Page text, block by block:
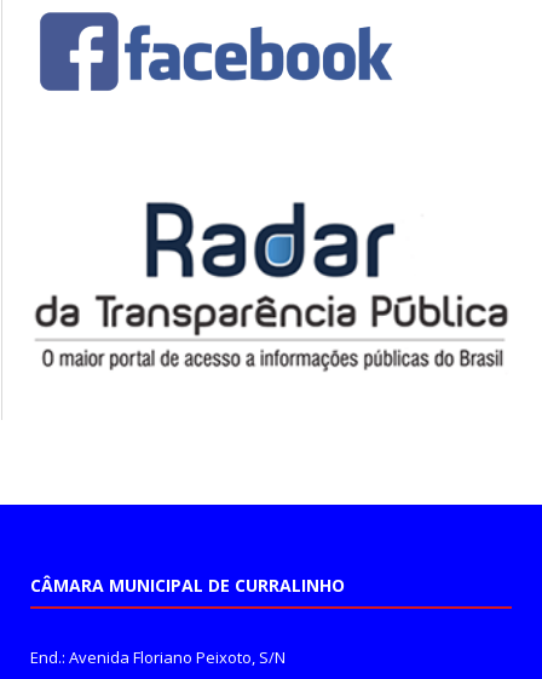
CÂMARA MUNICIPAL DE CURRALINHO
End.: Avenida Floriano Peixoto, S/N